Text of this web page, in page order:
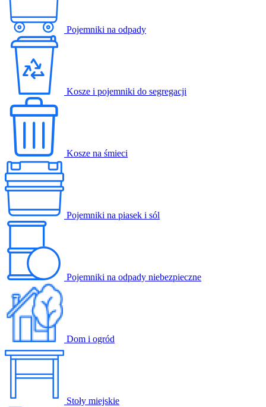
Pojemniki na odpady
Kosze i pojemniki do segregacji
Kosze na śmieci
Pojemniki na piasek i sól
Pojemniki na odpady niebezpieczne
Dom i ogród
Stoły miejskie